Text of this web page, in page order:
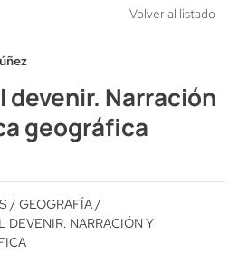
Volver al listado
devenir. Narración
geográfica
/ GEOGRAFÍA /
DEVENIR. NARRACIÓN Y